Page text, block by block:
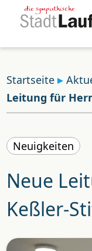
Startseite
Leitung für
Neuigkeiten
Neue
Keßler-